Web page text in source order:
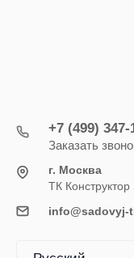
+7 (499) 347-
Заказать
г. Москва
ТК
info@sadovyj-